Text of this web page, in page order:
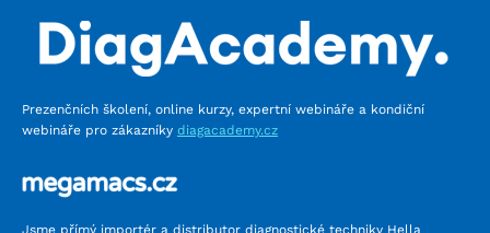
Prezenčních školení, online kurzy, expertní webináře a kondiční
webináře pro zákazníky diagacademy.cz